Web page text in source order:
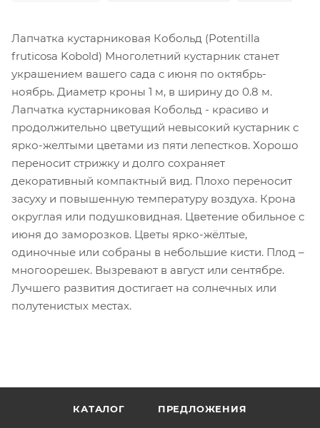
Лапчатка кустарниковая Кобольд (Potentilla
fruticosa Kobold) Многолетний кустарник станет
украшением вашего сада с июня по октябрь-
ноябрь. Диаметр кроны 1 м, в ширину до 0.8 м.
Лапчатка кустарниковая Кобольд - красиво и
продолжительно цветущий невысокий кустарник с
ярко-желтыми цветами из пяти лепестков. Хорошо
переносит стрижку и долго сохраняет
декоративный компактный вид. Плохо переносит
засуху и повышенную температуру воздуха. Крона
округлая или подушковидная. Цветение обильное с
июня до заморозков. Цветы ярко-жёлтые,
одиночные или собраны в небольшие кисти. Плод –
многоорешек. Вызревают в август или сентябре.
Лучшего развития достигает на солнечных или
полутенистых местах.
КАТАЛОГ ПРЕДЛОЖЕНИЯ